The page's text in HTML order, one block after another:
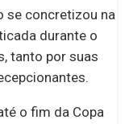
se concretizou na
durante o
tanto por suas
o fim da Copa